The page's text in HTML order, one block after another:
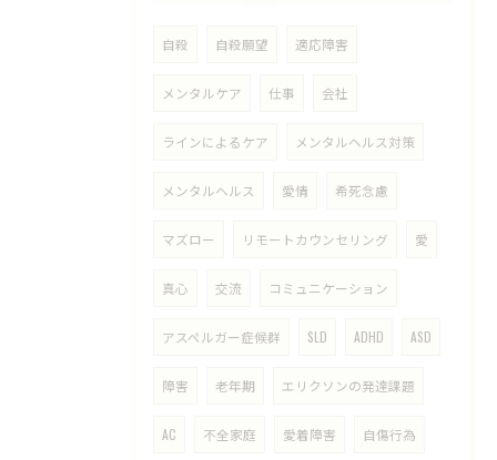
自殺 自殺願望 適応障害
メンタルケア 仕事 会社
ラインによるケア メンタルヘルス対策
メンタルヘルス 愛情 希死念慮
マズロー リモートカウンセリング 愛
真心 交流 コミュニケーション
アスペルガー症候群 SLD ADHD ASD
障害 老年期 エリクソンの発達課題
AC 不全家庭 愛着障害 自傷行為